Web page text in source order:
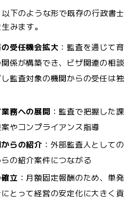
下のような形で既存の行政書士
みます。
受任機会拡大 ：監査を通じて育
係が構築でき、ビザ関連の相談
監査対象の機関からの受任は独
務への展開 ：監査で把握した課
やコンプライアンス指導
らの紹介 ：外部監査人としての
の紹介案件につながる
立 ：月額固定報酬のため、単発
とって経営の安定化に大きく貢